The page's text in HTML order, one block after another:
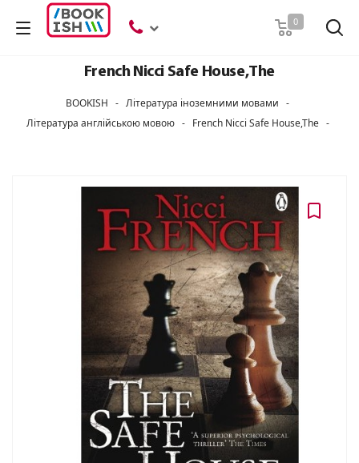
0
French Nicci Safe House,The
BOOKISH - Література іноземними мовами -
Література англійською мовою - French Nicci Safe House,The -